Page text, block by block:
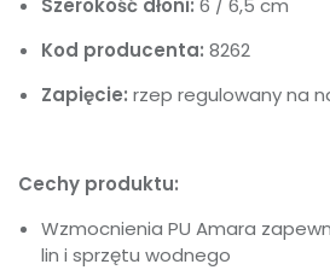
Szerokość dłoni: 6 / 6,5 cm
Kod producenta: 8262
Zapięcie: rzep regulowany na
Cechy produktu:
Wzmocnienia PU Amara
lin i sprzętu wodnego